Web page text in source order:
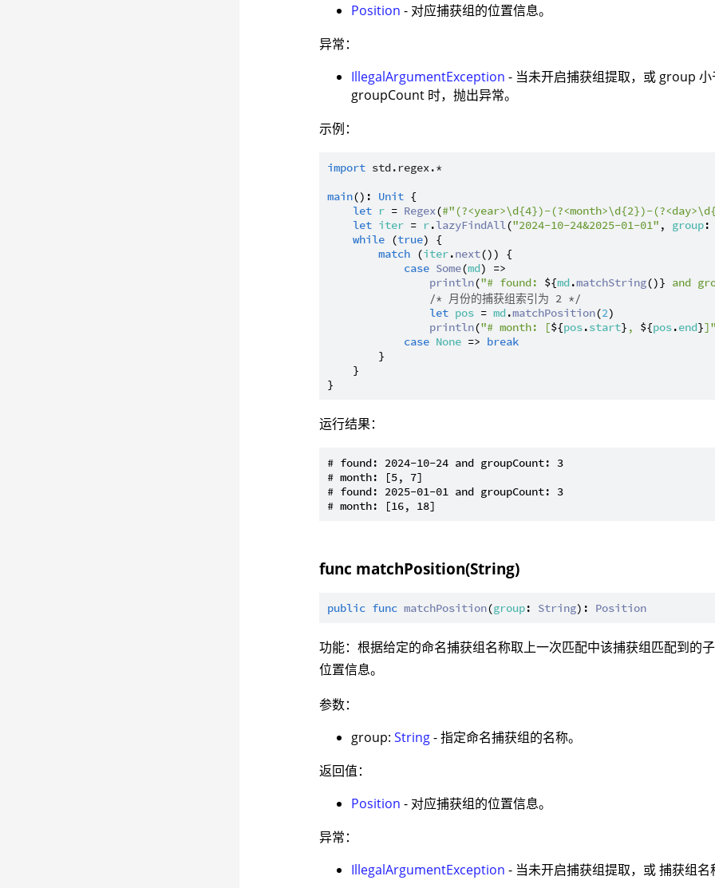
Position - 对应捕获组的位置信息。
异常：
IllegalArgumentException - 当未开启捕获组提取，或 group
groupCount 时，抛出异常。
示例：
import std.regex.*
main(): Unit {
let r = Regex(#"(?<year>\d{4})-(?<month>\d{2})-
let iter = r.lazyFindAll("2024-10-24&2025-01-01" , group:
while (true) {
match (iter.next()) {
case Some(md) =>
println("# found: ${md.matchString()} and
/* 月份的捕获组索引为 2 */
let pos = md.matchPosition(2)
println("# month: [${pos.start} , ${pos.end}]"
case None => break
        }
    }
运行结果：
# found: 2024-10-24 and groupCount: 3
# month: [5, 7]
# found: 2025-01-01 and groupCount: 3
func matchPosition(String)
public func matchPosition(group: String): Position
功能：根据给定的命名捕获组名称取上一次匹配中该捕获组匹配到的
位置信息。
参数：
group:String- 指定命名捕获组的名称。
返回值：
Position - 对应捕获组的位置信息。
异常：
IllegalArgumentException - 当未开启捕获组提取，或 捕获组名